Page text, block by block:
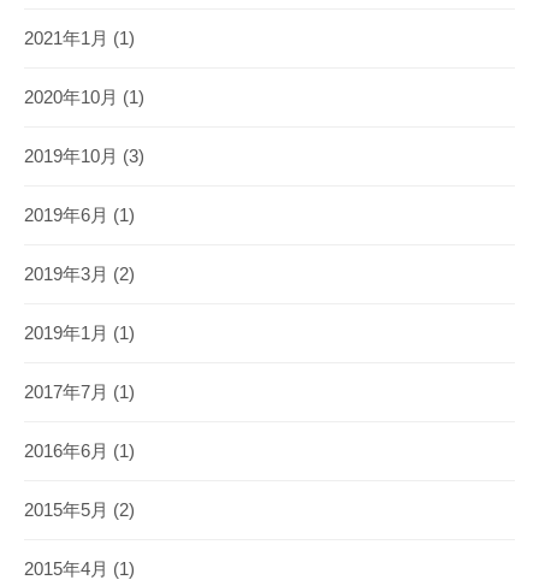
2021年1月 (1)
2020年10月 (1)
2019年10月 (3)
2019年6月 (1)
2019年3月 (2)
2019年1月 (1)
2017年7月 (1)
2016年6月 (1)
2015年5月 (2)
2015年4月 (1)